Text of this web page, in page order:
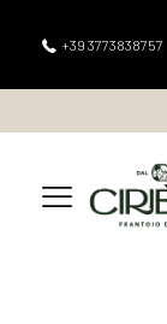
+39 3773838757